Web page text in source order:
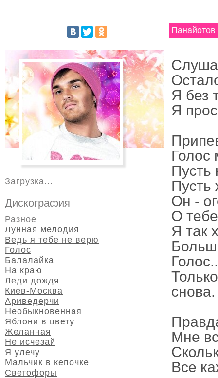
Я без
Я
Голос
Пусть
Пусть
Он -
О
Я так
снова.
Мне
Все
Загрузка...
Дискография
Разное
Лунная мелодия
Ведь я тебе не верю
Голос
Балалайка
На краю
Леди дождя
Киев-Москва
Ариведерчи
Необыкновенная
Яблони в цвету
Желанная
Не исчезай
Я улечу
Мальчик в кепочке
Светофоры